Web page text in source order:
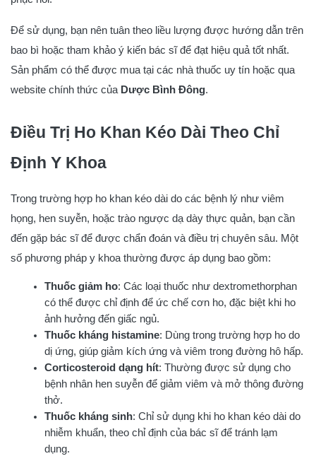
Để sử dụng, bạn nên tuân theo liều lượng được hướng dẫn trên
bao bì hoặc tham khảo ý kiến bác sĩ để đạt hiệu quả tốt nhất.
Sản phẩm có thể được mua tại các nhà thuốc uy tín hoặc qua
website chính thức của Dược Bình Đông.
Điều Trị Ho Khan Kéo Dài Theo Chỉ
Định Y Khoa
Trong trường hợp ho khan kéo dài do các bệnh lý như viêm
họng, hen suyễn, hoặc trào ngược dạ dày thực quản, bạn cần
đến gặp bác sĩ để được chẩn đoán và điều trị chuyên sâu. Một
số phương pháp y khoa thường được áp dụng bao gồm:
Thuốc giảm ho: Các loại thuốc như dextromethorphan
có thể được chỉ định để ức chế cơn ho, đặc biệt khi ho
ảnh hưởng đến giấc ngủ.
Thuốc kháng histamine: Dùng trong trường hợp ho do
dị ứng, giúp giảm kích ứng và viêm trong đường hô hấp.
Corticosteroid dạng hít: Thường được sử dụng cho
bệnh nhân hen suyễn để giảm viêm và mở thông đường
thở.
Thuốc kháng sinh: Chỉ sử dụng khi ho khan kéo dài do
nhiễm khuẩn, theo chỉ định của bác sĩ để tránh lạm
dụng.